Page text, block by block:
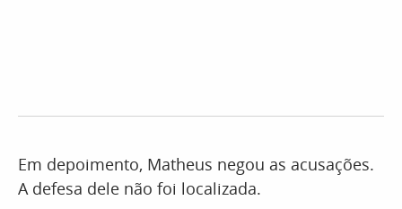
Em depoimento, Matheus negou as acusações.
A defesa dele não foi localizada.